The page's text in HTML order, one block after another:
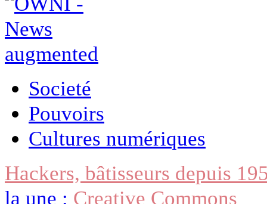
Societé
Pouvoirs
Cultures numériques
Hackers, bâtisseurs depuis
la une : Creative Commons